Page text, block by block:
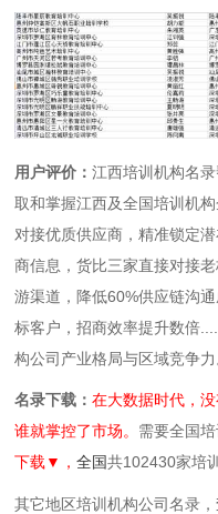
用户评价：江西培训机构名
取和掌握江西及全国培训机
对接优质供应商，精准锁定
商信息，货比三家直接对接
游渠道，降低60%供应链沟
标客户，招商效率提升数倍
构公司产业格局与区域竞争力
名录下载：在大数据时代，
谁就掌控了市场。 需要全国
下载▼，全国共102430家培
其它地区培训机构公司名录，